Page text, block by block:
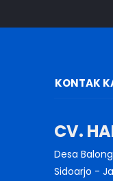
KONTAK
CV.
Desa
Sidoarjo -